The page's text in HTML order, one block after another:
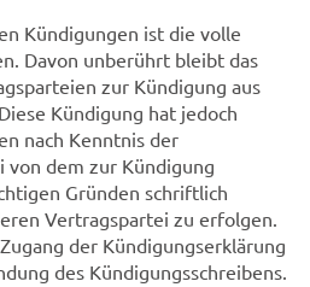
Kündigungen ist die volle
Davon unberührt bleibt das
zur Kündigung aus
Kündigung hat jedoch
nach Kenntnis der
von dem zur Kündigung
Gründen schriftlich
Vertragspartei zu erfolgen.
der Kündigungserklärung
des Kündigungsschreibens.